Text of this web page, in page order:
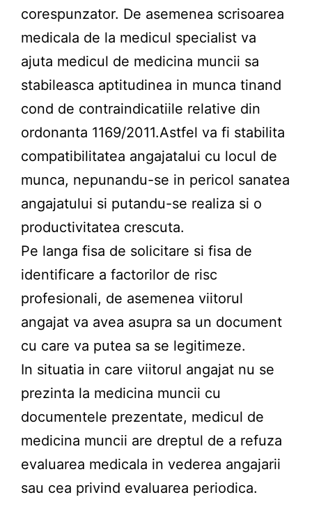
corespunzator. De asemenea scrisoarea
medicala de la medicul specialist va
ajuta medicul de medicina muncii sa
stabileasca aptitudinea in munca tinand
cond de contraindicatiile relative din
ordonanta 1169/2011.Astfel va fi stabilita
compatibilitatea angajatalui cu locul de
munca, nepunandu-se in pericol sanatea
angajatului si putandu-se realiza si o
productivitatea crescuta.
Pe langa fisa de solicitare si fisa de
identificare a factorilor de risc
profesionali, de asemenea viitorul
angajat va avea asupra sa un document
cu care va putea sa se legitimeze.
In situatia in care viitorul angajat nu se
prezinta la medicina muncii cu
documentele prezentate, medicul de
medicina muncii are dreptul de a refuza
evaluarea medicala in vederea angajarii
sau cea privind evaluarea periodica.